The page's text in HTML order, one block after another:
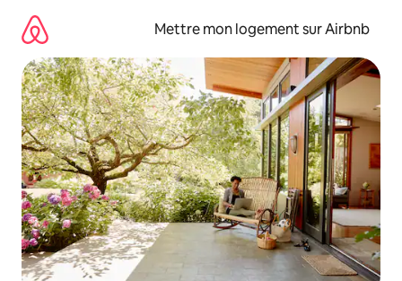
directement
contenu
Mettre mon logement sur Airbnb